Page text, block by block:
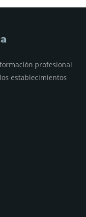
profesional
establecimientos